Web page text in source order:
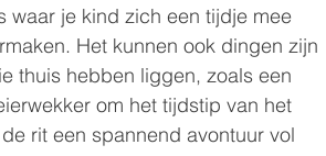
waar je kind zich een tijdje mee
Het kunnen ook dingen zijn
thuis hebben liggen, zoals een
om het tijdstip van het
rit een spannend avontuur vol